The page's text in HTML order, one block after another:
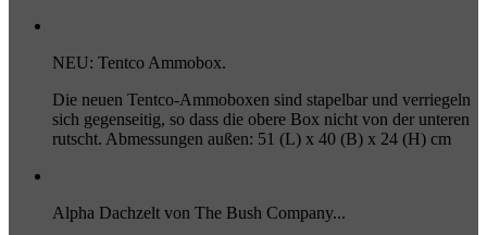
NEU: Tentco Ammobox.
Die neuen Tentco-Ammoboxen sind stapelbar und verriegeln
sich gegenseitig, so dass die obere Box nicht von der unteren
rutscht. Abmessungen außen: 51 (L) x 40 (B) x 24 (H) cm
Alpha Dachzelt von The Bush Company...